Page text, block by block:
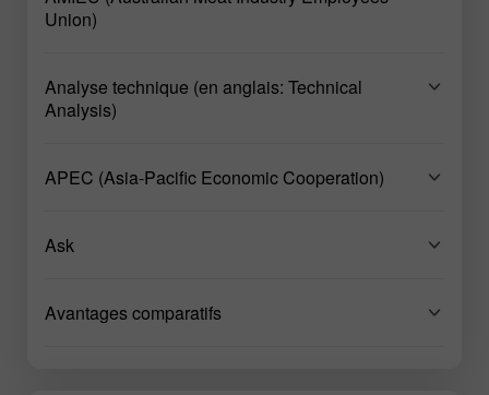
Union)
Analyse technique (en anglais: Technical
Analysis)
APEC (Asia-Pacific Economic Cooperation)
Ask
Avantages comparatifs